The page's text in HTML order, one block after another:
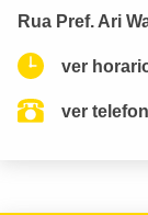
Rua Pref. Ari
ver
ver